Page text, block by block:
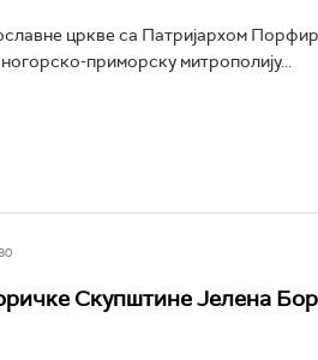
цркве са Патријархом
приморску митрополију...
Скупштине Јелена